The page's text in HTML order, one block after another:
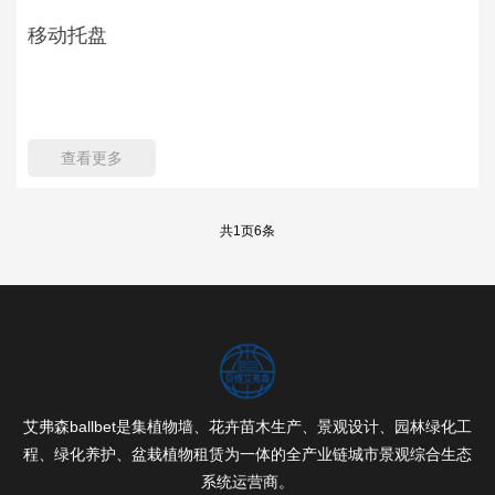
移动托盘
查看更多
共1页6条
艾弗森ballbet是集植物墙、花卉苗木生产、景观设计、园林绿化工
程、绿化养护、盆栽植物租赁为一体的全产业链城市景观综合生态
系统运营商。